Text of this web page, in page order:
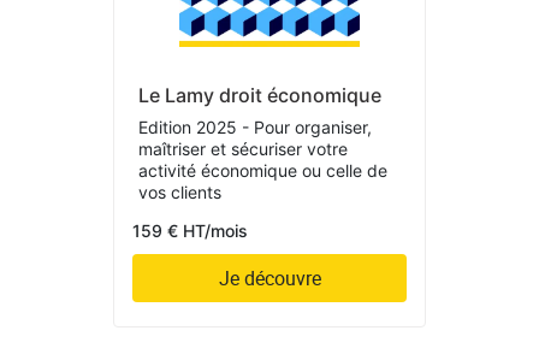
Le Lamy droit économique
Edition 2025 - Pour organiser,
maîtriser et sécuriser votre
activité économique ou celle de
vos clients
159 € HT/mois
Je découvre